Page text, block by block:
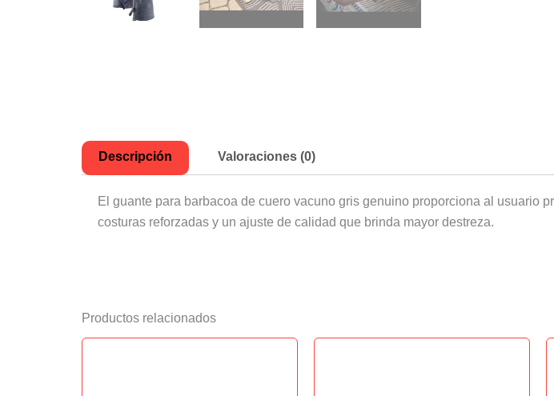
Descripción Valoraciones (0)
El guante para barbacoa de cuero vacuno gris genuino proporciona al usuario
costuras reforzadas y un ajuste de calidad que brinda mayor destreza.
Productos relacionados